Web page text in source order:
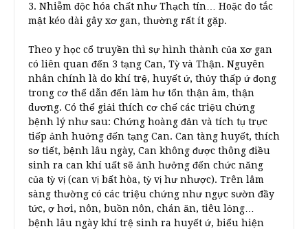
3. Nhiễm độc hóa chất như Thạch tín… Hoặc do tắc
mật kéo dài gây xơ gan, thường rất ít gặp.
Theo y học cổ truyền thì sự hình thành của xơ gan
có liên quan đến 3 tạng Can, Tỳ và Thận. Nguyên
nhân chính là do khí trệ, huyết ứ, thủy thấp ứ đọng
trong cơ thể dẫn đến làm hư tổn thận âm, thận
dương. Có thể giải thích cơ chế các triệu chứng
bệnh lý như sau: Chứng hoàng đản và tích tụ trực
tiếp ảnh huởng đến tạng Can. Can tàng huyết, thích
sơ tiết, bệnh lâu ngày, Can không được thông điều
sinh ra can khí uất sẽ ảnh hưởng đến chức năng
của tỳ vị (can vị bất hòa, tỳ vị hư nhược). Trên lâm
sàng thường có các triệu chứng như ngực sườn đầy
tức, ợ hơi, nôn, buồn nôn, chán ăn, tiêu lỏng…
bệnh lâu ngày khí trệ sinh ra huyết ứ, biểu hiện